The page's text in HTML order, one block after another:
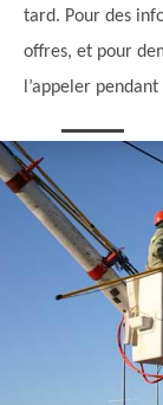
tard. Pour des
offres, et pour
l’appeler